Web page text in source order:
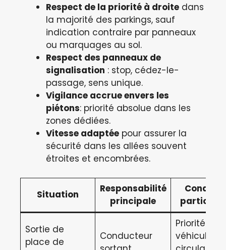
Respect de la priorité à droite dans
la majorité des parkings, sauf
indication contraire par panneaux
ou marquages au sol.
Respect des panneaux de
signalisation : stop, cédez-le-
passage, sens unique.
Vigilance accrue envers les
piétons: priorité absolue dans les
zones dédiées.
Vitesse adaptée pour assurer la
sécurité dans les allées souvent
étroites et encombrées.
Situation
Responsabilité
principale
Sortie de
place de
Conducteur
Priorité aux
véhicules